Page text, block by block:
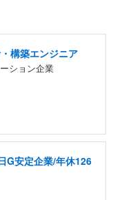
構築エンジニア
ション企業
G安定企業/年休126